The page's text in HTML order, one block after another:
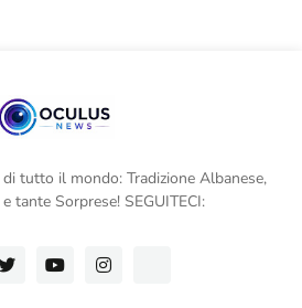
tutto il mondo: Tradizione Albanese,
tante Sorprese! SEGUITECI: